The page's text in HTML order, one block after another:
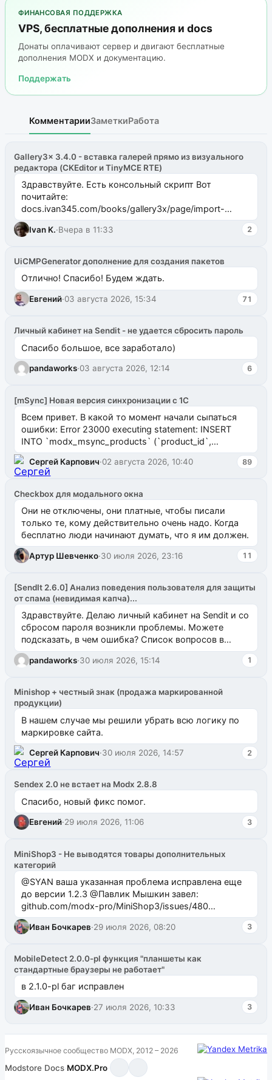
ФИНАНСОВАЯ ПОДДЕРЖКА
VPS, бесплатные дополнения и docs
Донаты оплачивают сервер и двигают бесплатные
дополнения MODX и документацию.
Поддержать
КомментарииЗаметкиРабота
Gallery3x 3.4.0 - вставка галерей прямо из визуального
редактора (CKEditor и TinyMCE RTE)
Здравствуйте. Есть консольный скрипт Вот
почитайте:
docs.ivan345.com/books/gallery3x/page/import-
ms2galleryphp
Ivan K.·Вчера в 11:33 2
UiCMPGenerator дополнение для создания пакетов
Отлично! Спасибо! Будем ждать.
Евгений·03 августа 2026, 15:34 71
Личный кабинет на Sendit - не удается сбросить пароль
Спасибо большое, все заработало)
pandaworks·03 августа 2026, 12:14 6
[mSync] Новая версия синхронизации с 1С
Всем привет. В какой то момент начали сыпаться
ошибки: Error 23000 executing statement: INSERT
INTO `modx_msync_products` (`product_id`,
`uuid_1c`) VALUES ...
Сергей Карпович·02 августа 2026, 10:40 89
Checkbox для модального окна
Они не отключены, они платные, чтобы писали
только те, кому действительно очень надо. Когда
бесплатно люди начинают думать, что я им должен.
Артур Шевченко·30 июля 2026, 23:16 11
[SendIt 2.6.0] Анализ поведения пользователя для защиты
от спама (невидимая капча)...
Здравствуйте. Делаю личный кабинет на Sendit и со
сбросом пароля возникли проблемы. Можете
подсказать, в чем ошибка? Список вопросов в
одноименном разделе на modx.pro пока пуст, и,...
pandaworks·30 июля 2026, 15:14 1
Minishop + честный знак (продажа маркированной
продукции)
В нашем случае мы решили убрать всю логику по
маркировке сайта.
Сергей Карпович·30 июля 2026, 14:57 2
Sendex 2.0 не встает на Modx 2.8.8
Спасибо, новый фикс помог.
Евгений·29 июля 2026, 11:06 3
MiniShop3 - Не выводятся товары дополнительных
категорий
@SYAN ваша указанная проблема исправлена еще
до версии 1.2.3 @Павлик Мышкин завел:
github.com/modx-pro/MiniShop3/issues/480
github.com/modx-pro/MiniShop3/issues/481Исправим
в б...
Иван Бочкарев·29 июля 2026, 08:20 3
MobileDetect 2.0.0-pl функция "планшеты как
стандартные браузеры не работает"
в 2.1.0-pl баг исправлен
Иван Бочкарев·27 июля 2026, 10:33 3
Русскоязычное сообщество MODX, 2012 – 2026
Modstore·Docs·MODX.Pro·